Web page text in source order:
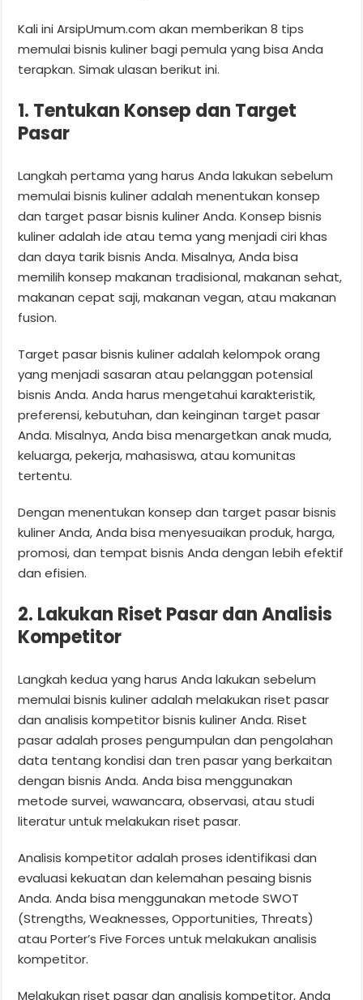
Kali ini ArsipUmum.com akan memberikan 8 tips
memulai bisnis kuliner bagi pemula yang bisa Anda
terapkan. Simak ulasan berikut ini.
1. Tentukan Konsep dan Target
Pasar
Langkah pertama yang harus Anda lakukan sebelum
memulai bisnis kuliner adalah menentukan konsep
dan target pasar bisnis kuliner Anda. Konsep bisnis
kuliner adalah ide atau tema yang menjadi ciri khas
dan daya tarik bisnis Anda. Misalnya, Anda bisa
memilih konsep makanan tradisional, makanan sehat,
makanan cepat saji, makanan vegan, atau makanan
fusion.
Target pasar bisnis kuliner adalah kelompok orang
yang menjadi sasaran atau pelanggan potensial
bisnis Anda. Anda harus mengetahui karakteristik,
preferensi, kebutuhan, dan keinginan target pasar
Anda. Misalnya, Anda bisa menargetkan anak muda,
keluarga, pekerja, mahasiswa, atau komunitas
tertentu.
Dengan menentukan konsep dan target pasar bisnis
kuliner Anda, Anda bisa menyesuaikan produk, harga,
promosi, dan tempat bisnis Anda dengan lebih efektif
dan efisien.
2. Lakukan Riset Pasar dan Analisis
Kompetitor
Langkah kedua yang harus Anda lakukan sebelum
memulai bisnis kuliner adalah melakukan riset pasar
dan analisis kompetitor bisnis kuliner Anda. Riset
pasar adalah proses pengumpulan dan pengolahan
data tentang kondisi dan tren pasar yang berkaitan
dengan bisnis Anda. Anda bisa menggunakan
metode survei, wawancara, observasi, atau studi
literatur untuk melakukan riset pasar.
Analisis kompetitor adalah proses identifikasi dan
evaluasi kekuatan dan kelemahan pesaing bisnis
Anda. Anda bisa menggunakan metode SWOT
(Strengths, Weaknesses, Opportunities, Threats)
atau Porter’s Five Forces untuk melakukan analisis
kompetitor.
Melakukan riset pasar dan analisis kompetitor, Anda